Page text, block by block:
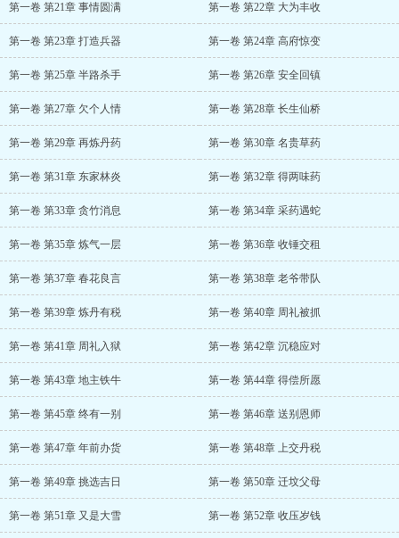
第一卷 第21章 事情圆满 第一卷 第22章 大为丰收
第一卷 第23章 打造兵器 第一卷 第24章 高府惊变
第一卷 第25章 半路杀手 第一卷 第26章 安全回镇
第一卷 第27章 欠个人情 第一卷 第28章 长生仙桥
第一卷 第29章 再炼丹药 第一卷 第30章 名贵草药
第一卷 第31章 东家林炎 第一卷 第32章 得两味药
第一卷 第33章 贪竹消息 第一卷 第34章 采药遇蛇
第一卷 第35章 炼气一层 第一卷 第36章 收锤交租
第一卷 第37章 春花良言 第一卷 第38章 老爷带队
第一卷 第39章 炼丹有税 第一卷 第40章 周礼被抓
第一卷 第41章 周礼入狱 第一卷 第42章 沉稳应对
第一卷 第43章 地主铁牛 第一卷 第44章 得偿所愿
第一卷 第45章 终有一别 第一卷 第46章 送别恩师
第一卷 第47章 年前办货 第一卷 第48章 上交丹税
第一卷 第49章 挑选吉日 第一卷 第50章 迁坟父母
第一卷 第51章 又是大雪 第一卷 第52章 收压岁钱